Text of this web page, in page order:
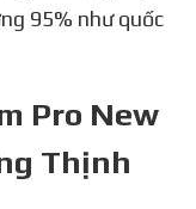
95% như quốc
Pro New
Thịnh